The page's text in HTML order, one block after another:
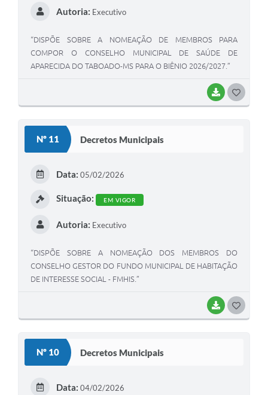
BAIXAR
Autoria: Executivo
“DISPÕE SOBRE A NOMEAÇÃO DE MEMBROS PARA
COMPOR O CONSELHO MUNICIPAL DE SAÚDE DE
APARECIDA DO TABOADO-MS PARA O BIÊNIO 2026/2027.”
Nº 11 Decretos Municipais
BAIXAR
Data: 05/02/2026
Situação: EM VIGOR
Autoria: Executivo
“DISPÕE SOBRE A NOMEAÇÃO DOS MEMBROS DO
CONSELHO GESTOR DO FUNDO MUNICIPAL DE HABITAÇÃO
DE INTERESSE SOCIAL - FMHIS.”
Nº 10 Decretos Municipais
Data: 04/02/2026